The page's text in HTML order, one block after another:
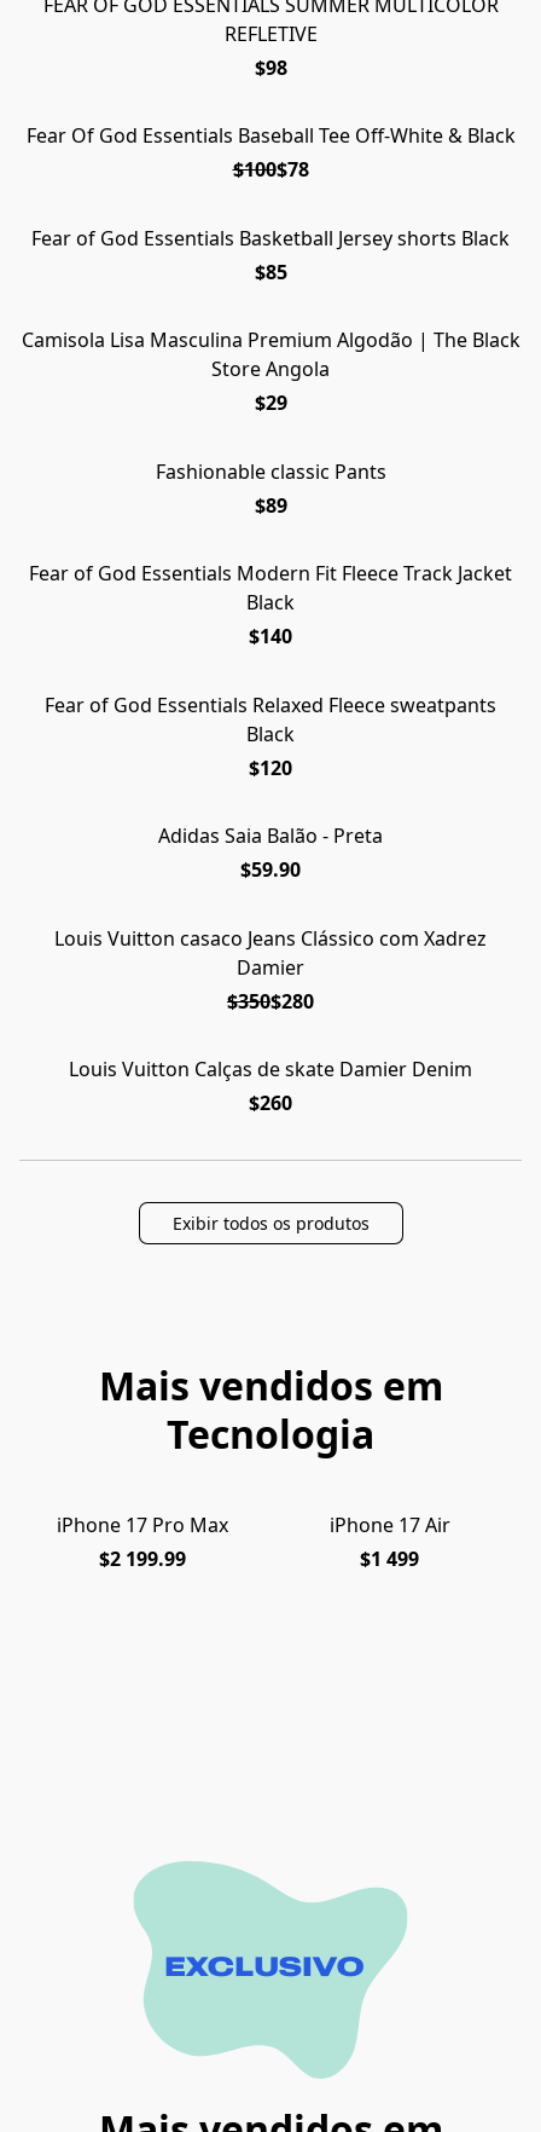
REFLETIVE
$98
EM OFERTA
Fear Of God Essentials Baseball Tee Off-White & Black
$100$78
Fear of God Essentials Basketball Jersey shorts Black
$85
Camisola Lisa Masculina Premium Algodão | The Black
Store Angola
$29
Fashionable classic Pants
$89
Fear of God Essentials Modern Fit Fleece Track Jacket
Black
$140
Fear of God Essentials Relaxed Fleece sweatpants
Black
$120
Adidas Saia Balão - Preta
$59.90
EM OFERTA
Louis Vuitton casaco Jeans Clássico com Xadrez
Damier
$350$280
Louis Vuitton Calças de skate Damier Denim
$260
Exibir todos os produtos
Mais vendidos em
Tecnologia
iPhone 17 Pro Max
$2 199.99
iPhone 17 Air
$1 499
EXCLUSIVO